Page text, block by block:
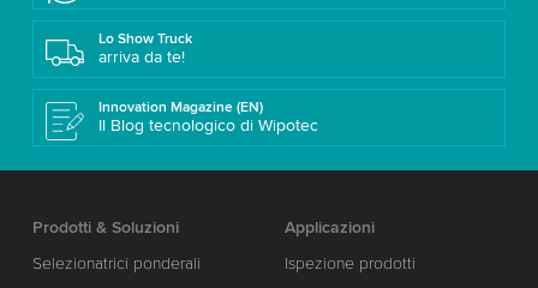
Lo Show Truck
arriva da te!
Innovation Magazine (EN)
Il Blog tecnologico di Wipotec
Prodotti & Soluzioni
Selezionatrici ponderali
Applicazioni
Ispezione prodotti